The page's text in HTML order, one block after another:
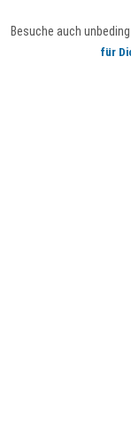
Besuche auch
für